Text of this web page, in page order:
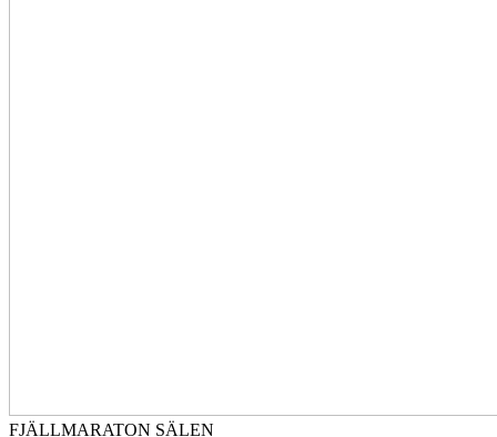
FJÄLLMARATON SÄLEN